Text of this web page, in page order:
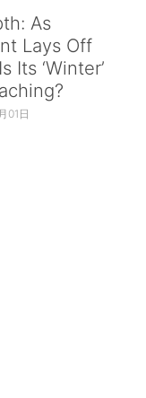
As
Lays Off
Its ‘Winter’
01日